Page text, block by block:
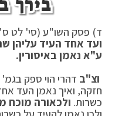
בירך
ד) פסק השו"ע (סי' לט
ועד אחד העיד עליהן
ע"א נאמן באיסורין.
וצ"ב דהרי הוי ספק
חזקה, ואיך נאמן העד
כשרות. ולכאורה מוכח